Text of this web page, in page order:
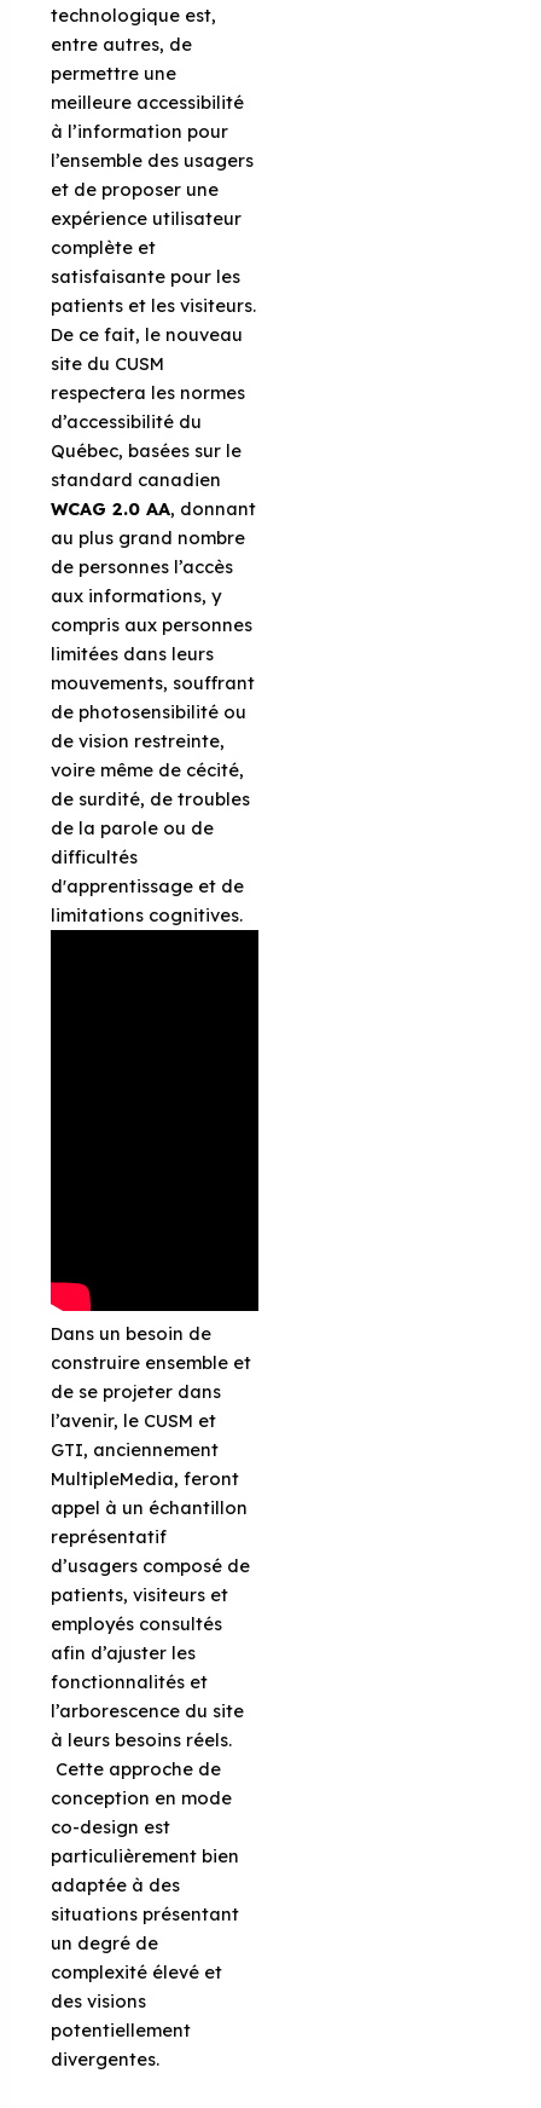
technologique est,
entre autres, de
permettre une
meilleure accessibilité
à l’information pour
l’ensemble des usagers
et de proposer une
expérience utilisateur
complète et
satisfaisante pour les
patients et les visiteurs.
De ce fait, le nouveau
site du CUSM
respectera les normes
d’accessibilité du
Québec, basées sur le
standard canadien
WCAG 2.0 AA, donnant
au plus grand nombre
de personnes l’accès
aux informations, y
compris aux personnes
limitées dans leurs
mouvements, souffrant
de photosensibilité ou
de vision restreinte,
voire même de cécité,
de surdité, de troubles
de la parole ou de
difficultés
d'apprentissage et de
limitations cognitives.
Dans un besoin de
construire ensemble et
de se projeter dans
l’avenir, le CUSM et
GTI, anciennement
MultipleMedia, feront
appel à un échantillon
représentatif
d’usagers composé de
patients, visiteurs et
employés consultés
afin d’ajuster les
fonctionnalités et
l’arborescence du site
à leurs besoins réels.
Cette approche de
conception en mode
co-design est
particulièrement bien
adaptée à des
situations présentant
un degré de
complexité élevé et
des visions
potentiellement
divergentes.